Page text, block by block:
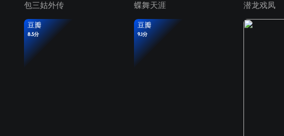
包三姑外传 蝶舞天涯 潜龙戏凤
豆瓣
8.5分
豆瓣
9.1分